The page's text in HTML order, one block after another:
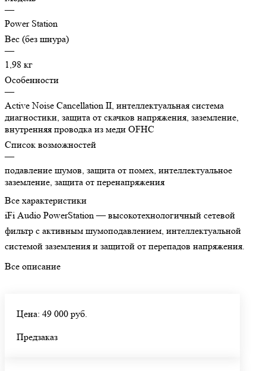
—
Power Station
Вес (без шнура)
—
1,98 кг
Особенности
—
Active Noise Cancellation II, интеллектуальная система
диагностики, защита от скачков напряжения, заземление,
внутренняя проводка из меди OFHC
Список возможностей
—
подавление шумов, защита от помех, интеллектуальное
заземление, защита от перенапряжения
Все характеристики
iFi Audio PowerStation — высокотехнологичный сетевой
фильтр с активным шумоподавлением, интеллектуальной
системой заземления и защитой от перепадов напряжения.
Все описание
Цена: 49 000 руб.
Предзаказ